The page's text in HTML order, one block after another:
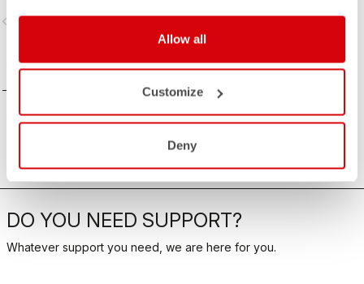
Allow all
Customize
Deny
COMPARAR
DO YOU NEED SUPPORT?
Whatever support you need, we are here for you.